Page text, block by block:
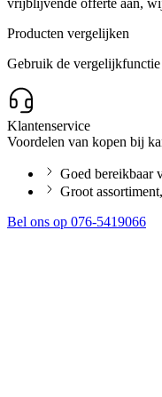
vrijblijvende offerte aan,
Producten vergelijken
Gebruik de
Klantenservice
Voordelen van kopen bij
Goed bereikbaar
Groot
Bel ons op 076-5419066